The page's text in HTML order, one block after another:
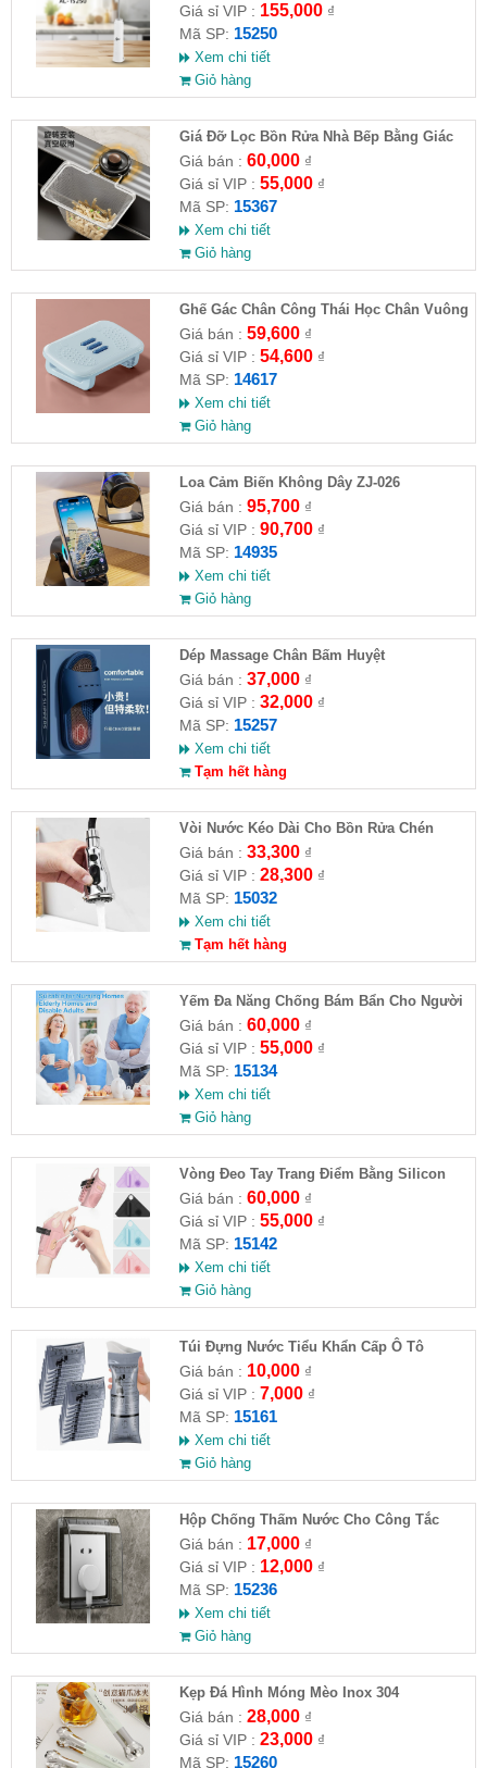
Giá sỉ VIP : 155,000₫
Mã SP: 15250
Xem chi tiết
Giỏ hàng
Giá Đỡ Lọc Bồn Rửa Nhà Bếp Bằng Giác
Hút (Kèm 50 Túi Lọc)
Giá bán : 60,000₫
Giá sỉ VIP : 55,000₫
Mã SP: 15367
Xem chi tiết
Giỏ hàng
Ghế Gác Chân Công Thái Học Chân Vuông
Giá bán : 59,600₫
Giá sỉ VIP : 54,600₫
Mã SP: 14617
Xem chi tiết
Giỏ hàng
Loa Cảm Biến Không Dây ZJ-026
Giá bán : 95,700₫
Giá sỉ VIP : 90,700₫
Mã SP: 14935
Xem chi tiết
Giỏ hàng
Dép Massage Chân Bấm Huyệt
Giá bán : 37,000₫
Giá sỉ VIP : 32,000₫
Mã SP: 15257
Xem chi tiết
Tạm hết hàng
Vòi Nước Kéo Dài Cho Bồn Rửa Chén
Giá bán : 33,300₫
Giá sỉ VIP : 28,300₫
Mã SP: 15032
Xem chi tiết
Tạm hết hàng
Yếm Đa Năng Chống Bám Bẩn Cho Người
Cao Tuổi
Giá bán : 60,000₫
Giá sỉ VIP : 55,000₫
Mã SP: 15134
Xem chi tiết
Giỏ hàng
Vòng Đeo Tay Trang Điểm Bằng Silicon
Giá bán : 60,000₫
Giá sỉ VIP : 55,000₫
Mã SP: 15142
Xem chi tiết
Giỏ hàng
Túi Đựng Nước Tiểu Khẩn Cấp Ô Tô
Giá bán : 10,000₫
Giá sỉ VIP : 7,000₫
Mã SP: 15161
Xem chi tiết
Giỏ hàng
Hộp Chống Thấm Nước Cho Công Tắc
Phòng Tắm
Giá bán : 17,000₫
Giá sỉ VIP : 12,000₫
Mã SP: 15236
Xem chi tiết
Giỏ hàng
Kẹp Đá Hình Móng Mèo Inox 304
Giá bán : 28,000₫
Giá sỉ VIP : 23,000₫
Mã SP: 15260